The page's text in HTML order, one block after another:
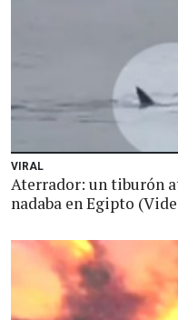
VIRAL
Aterrador: un tiburón
nadaba en Egipto